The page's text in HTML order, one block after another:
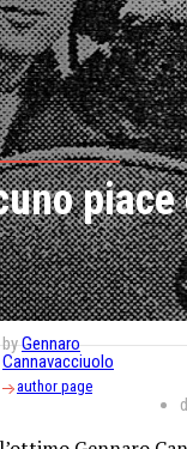
piace
byGennaro
Cannavacciuolo
author page